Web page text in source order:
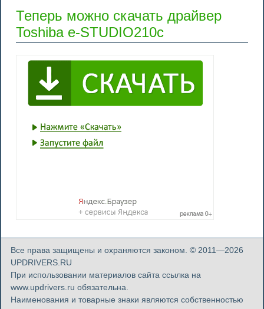
Теперь можно скачать драйвер
Toshiba e-STUDIO210c
Все права защищены и охраняются законом. © 2011—2026
UPDRIVERS.RU
При использовании материалов сайта ссылка на
www.updrivers.ru обязательна.
Наименования и товарные знаки являются собственностью